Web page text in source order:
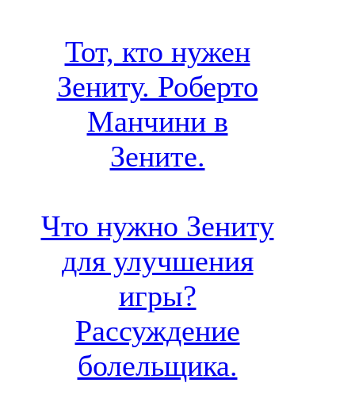
Тот, кто нужен
Зениту. Роберто
Манчини в
Зените.
Что нужно Зениту
для улучшения
игры?
Рассуждение
болельщика.